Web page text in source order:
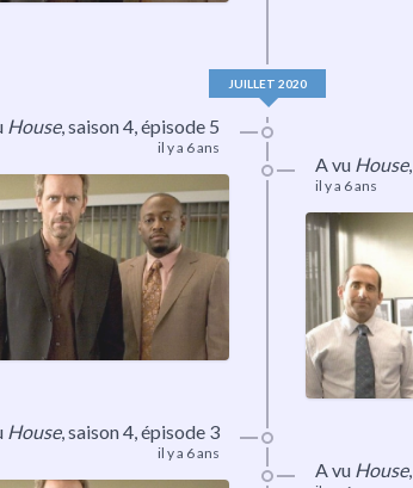
JUILLET 2020
House,saison 4, épisode 5
il y a 6 ans
A vu House,
il y a 6 ans
House,saison 4, épisode 3
il y a 6 ans
A vu House,